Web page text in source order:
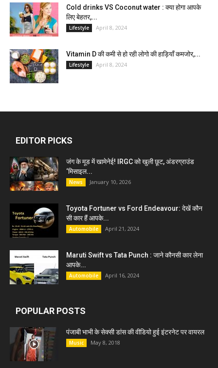
Cold drinks VS Coconut water : क्या होगा आपके
लिए बेहतर,...
Lifestyle April 8, 2024
Vitamin D की कमी से हो रही लोगो की हाड़ियाँ कमजोर,...
Lifestyle April 8, 2024
EDITOR PICKS
जंग के मूड में खामेनेई! IRGC को खुली छूट, अंडरग्राउंड
‘मिसाइल...
News January 10, 2026
Toyota Fortuner vs Ford Endeavour: देखें कौन
सी कार हैं आपके...
Automobile April 21, 2024
Maruti Swift vs Tata Punch : जाने कौनसी कार लेना
आपके...
Automobile April 16, 2024
POPULAR POSTS
पंजाबी भाभी के सेक्सी डांस की वीडियो हुई इंटरनेट पर वायरल
Music May 8, 2018